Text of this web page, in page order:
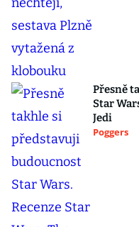
Přesně
Star
Jedi
Poggers